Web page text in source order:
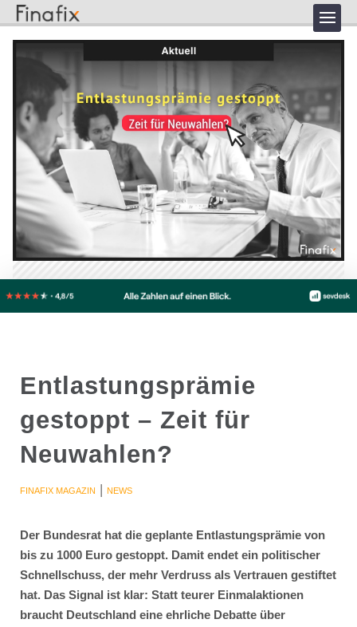
Entlastungsprämie
gestoppt – Zeit für
Neuwahlen?
FINAFIX MAGAZIN | NEWS
Der Bundesrat hat die geplante Entlastungsprämie von
bis zu 1000 Euro gestoppt. Damit endet ein politischer
Schnellschuss, der mehr Verdruss als Vertrauen gestiftet
hat. Das Signal ist klar: Statt teurer Einmalaktionen
braucht Deutschland eine ehrliche Debatte über